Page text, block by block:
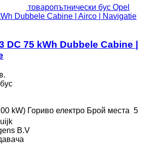
товаропътнически бус Opel
Dubbele Cabine | Airco | Navigatie
DC 75 kWh Dubbele Cabine |
kW) Гориво електро Брой места 5
B.V